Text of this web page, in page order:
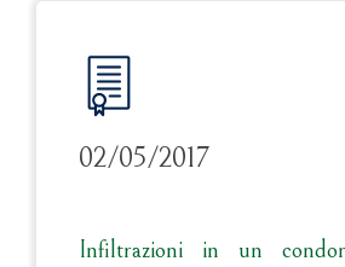
02/05/2017
Infiltrazioni in un